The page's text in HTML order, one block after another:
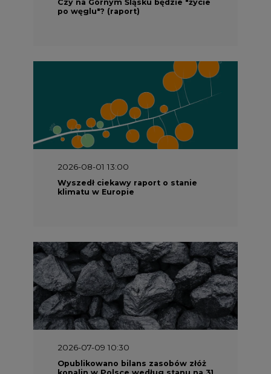
2026-08-01 13:00
Wyszedł ciekawy raport o stanie
klimatu w Europie
2026-07-09 10:30
Opublikowano bilans zasobów złóż
kopalin w Polsce według stanu na 31
grudnia 2025 r.